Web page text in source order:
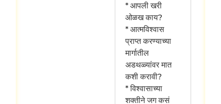
* आपली खरी
ओळख काय?
* आत्मविश्वास
प्राप्त करण्याच्या
मार्गातील
अडथळ्यांवर मात
कशी करावी?
* विश्वासाच्या
शक्तीने जग कसं